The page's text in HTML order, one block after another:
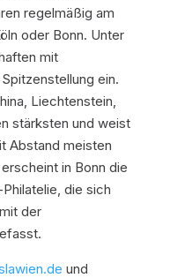
regelmäßig am
oder Bonn. Unter
mit
ein.
Liechtenstein,
stärksten und weist
Abstand meisten
in Bonn die
die sich
der
und